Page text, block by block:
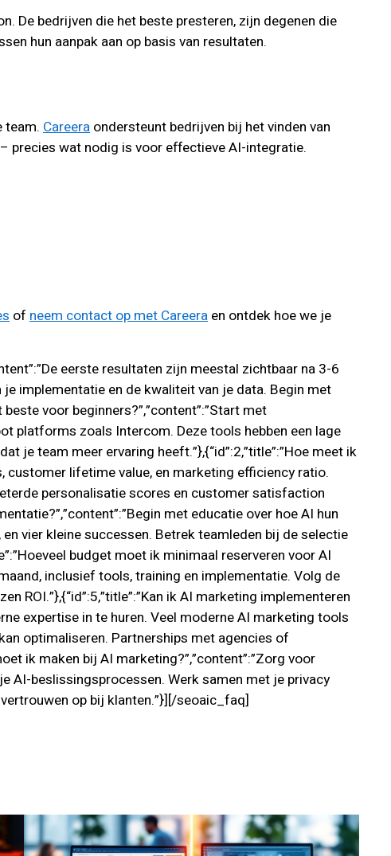
De bedrijven die het beste presteren, zijn degenen die
hun aanpak aan op basis van resultaten.
team. Careera ondersteunt bedrijven bij het vinden van
precies wat nodig is voor effectieve AI-integratie.
of neem contact op met Careera en ontdek hoe we je
eerste resultaten zijn meestal zichtbaar na 3-6
implementatie en de kwaliteit van je data. Begin met
voor beginners?”,”content”:”Start met
platforms zoals Intercom. Deze tools hebben een lage
team meer ervaring heeft.”},{“id”:2,”title”:”Hoe meet ik
customer lifetime value, en marketing efficiency ratio.
personalisatie scores en customer satisfaction
met educatie over hoe AI hun
vier kleine successen. Betrek teamleden bij de selectie
budget moet ik minimaal reserveren voor AI
inclusief tools, training en implementatie. Volg de
ROI.”},{“id”:5,”title”:”Kan ik AI marketing implementeren
expertise in te huren. Veel moderne AI marketing tools
optimaliseren. Partnerships met agencies of
ik maken bij AI marketing?”,”content”:”Zorg voor
AI-beslissingsprocessen. Werk samen met je privacy
op bij klanten.”}][/seoaic_faq]